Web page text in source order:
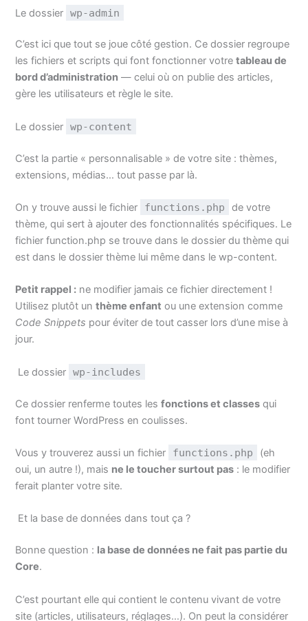
Le dossier wp-admin
C’est ici que tout se joue côté gestion. Ce dossier regroupe
les fichiers et scripts qui font fonctionner votretableau de
bord d’administration — celui où on publie des articles,
gère les utilisateurs et règle le site.
Le dossier wp-content
C’est la partie « personnalisable » de votre site : thèmes,
extensions, médias… tout passe par là.
On y trouve aussi le fichier functions.php
de votre
thème, qui sert à ajouter des fonctionnalités spécifiques. Le
fichier function.php se trouve dans le dossier du thème qui
est dans le dossier thème lui même dans le wp-content.
Petit rappel : ne modifier jamais ce fichier directement !
Utilisez plutôt unthème enfant ou une extension comme
Code Snippets pour éviter de tout casser lors d’une mise à
jour.
Le dossier wp-includes
Ce dossier renferme toutes lesfonctions et classes qui
font tourner WordPress en coulisses.
Vous y trouverez aussi un fichier functions.php
(eh
oui, un autre !), mais ne le toucher surtout pas : le modifier
ferait planter votre site.
Et la base de données dans tout ça ?
Bonne question : la base de données ne fait pas partie du
Core.
C’est pourtant elle qui contient le contenu vivant de votre
site (articles, utilisateurs, réglages…). On peut la considérer